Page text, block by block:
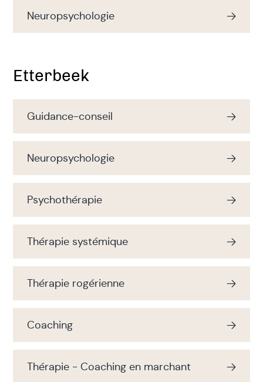
Neuropsychologie
Etterbeek
Guidance-conseil
Neuropsychologie
Psychothérapie
Thérapie systémique
Thérapie rogérienne
Coaching
Thérapie - Coaching en marchant